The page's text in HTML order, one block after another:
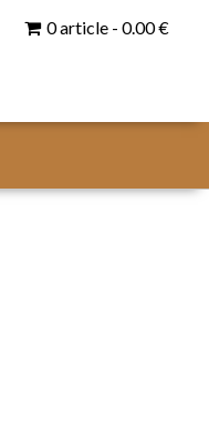
0 article - 0.00 €